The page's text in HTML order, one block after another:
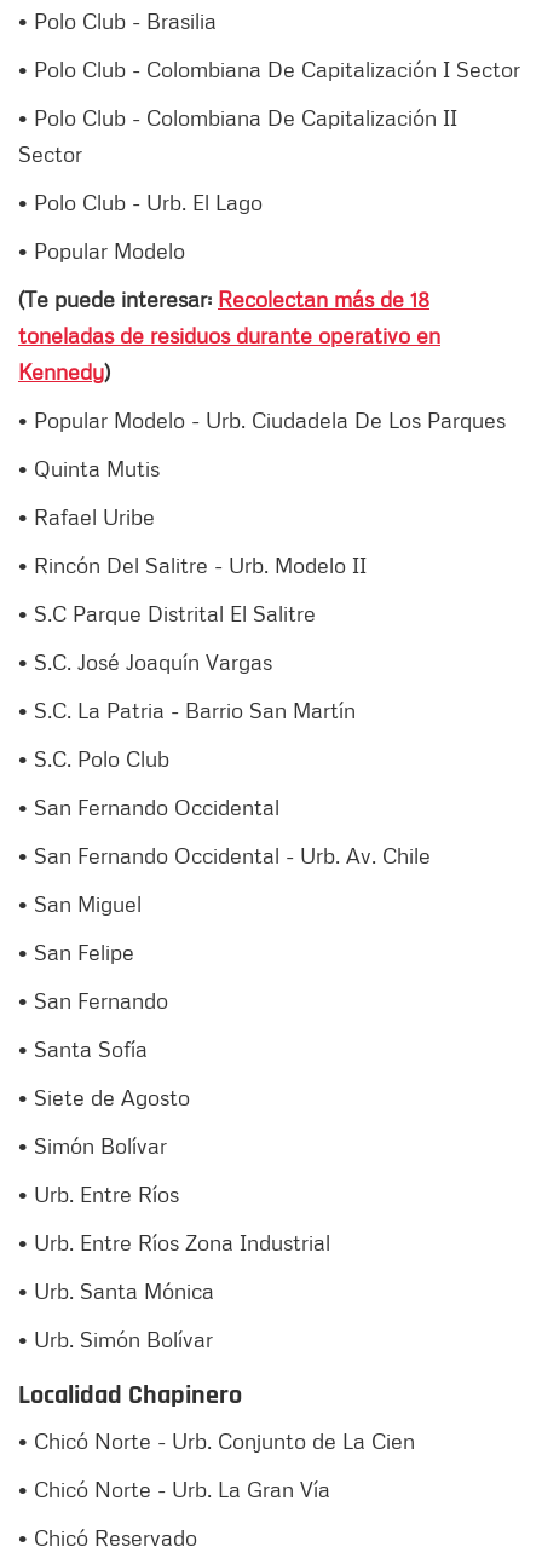
• Polo Club - Brasilia
• Polo Club - Colombiana De Capitalización I Sector
• Polo Club - Colombiana De Capitalización II
Sector
• Polo Club - Urb. El Lago
• Popular Modelo
(Te puede interesar: Recolectan más de 18
toneladas de residuos durante operativo en
Kennedy)
• Popular Modelo - Urb. Ciudadela De Los Parques
• Quinta Mutis
• Rafael Uribe
• Rincón Del Salitre - Urb. Modelo II
• S.C Parque Distrital El Salitre
• S.C. José Joaquín Vargas
• S.C. La Patria - Barrio San Martín
• S.C. Polo Club
• San Fernando Occidental
• San Fernando Occidental - Urb. Av. Chile
• San Miguel
• San Felipe
• San Fernando
• Santa Sofía
• Siete de Agosto
• Simón Bolívar
• Urb. Entre Ríos
• Urb. Entre Ríos Zona Industrial
• Urb. Santa Mónica
• Urb. Simón Bolívar
Localidad Chapinero
• Chicó Norte - Urb. Conjunto de La Cien
• Chicó Norte - Urb. La Gran Vía
• Chicó Reservado